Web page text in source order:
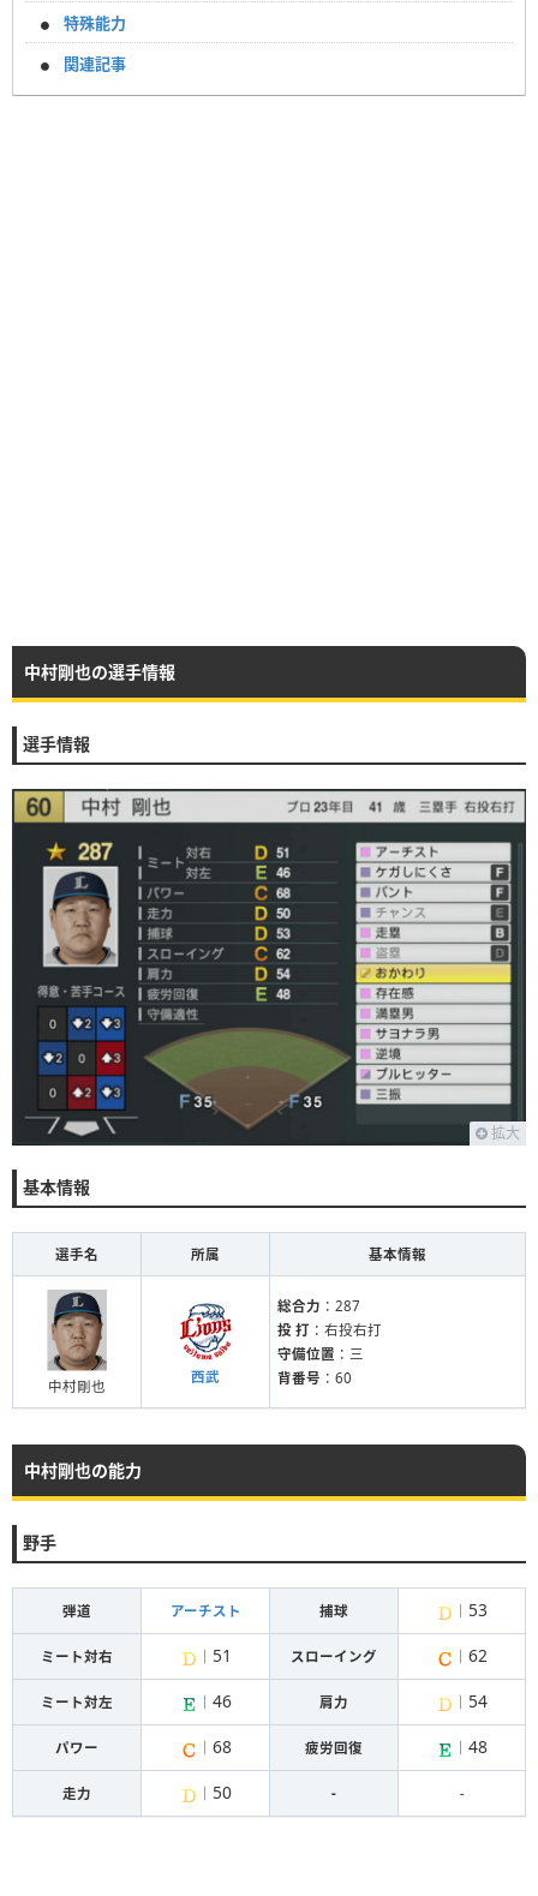
特殊能力
関連記事
中村剛也の選手情報
選手情報
拡大
基本情報
選手名 所属 基本情報
中村剛也
西武
総合力 ：287
投 打 ：右投右打
守備位置 ：三
背番号 ：60
中村剛也の能力
野手
弾道 アーチスト 捕球 53
ミート対右 51 スローイング 62
ミート対左 46 肩力 54
パワー 68 疲労回復 48
走力 50 - -